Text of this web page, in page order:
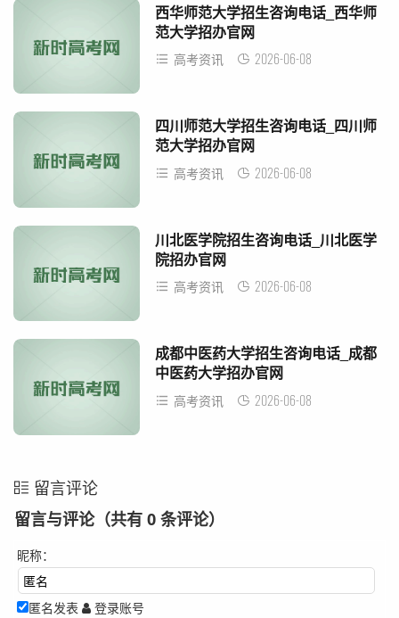
西华师范大学招生咨询电话_西华师
范大学招办官网
高考资讯 2026-06-08
四川师范大学招生咨询电话_四川师
范大学招办官网
高考资讯 2026-06-08
川北医学院招生咨询电话_川北医学
院招办官网
高考资讯 2026-06-08
成都中医药大学招生咨询电话_成都
中医药大学招办官网
高考资讯 2026-06-08
留言评论
留言与评论（共有 0 条评论）
昵称：
匿名发表 登录账号